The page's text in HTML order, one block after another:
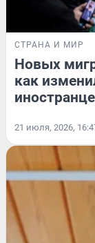
СТРАНА И МИР
Новых
как
21 июля, 2026,